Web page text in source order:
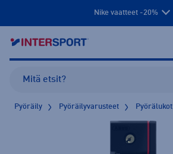
Nike vaatteet -20%
Pyöräily Pyöräilyvarusteet Pyörälukot